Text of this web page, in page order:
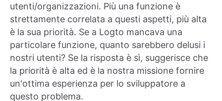
utenti/organizzazioni. Più una funzione è
strettamente correlata a questi aspetti, più alta
è la sua priorità. Se a Logto mancava una
particolare funzione, quanto sarebbero delusi i
nostri utenti? Se la risposta è sì, suggerisce che
la priorità è alta ed è la nostra missione fornire
un'ottima esperienza per lo sviluppatore a
questo problema.